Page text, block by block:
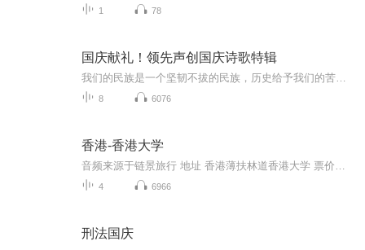
1 78
国庆献礼！领先声创国庆诗歌特辑
8 6076
香港-香港大学
4 6966
刑法国庆